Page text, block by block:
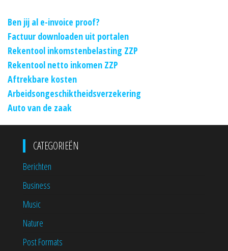
Ben jij al e-invoice proof?
Factuur downloaden uit portalen
Rekentool inkomstenbelasting ZZP
Rekentool netto inkomen ZZP
Aftrekbare kosten
Arbeidsongeschiktheidsverzekering
Auto van de zaak
CATEGORIEËN
Berichten
Business
Music
Nature
Post Formats